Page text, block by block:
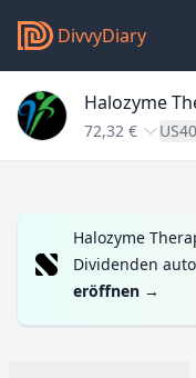
DivvyDiary
Halozyme
72,32 €
Halozyme
Dividenden
eröffnen →